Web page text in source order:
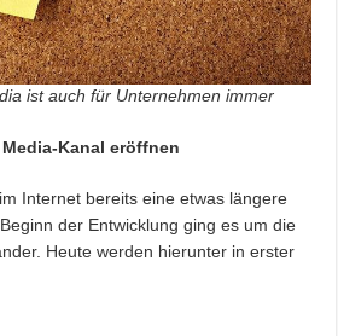
ist auch für Unternehmen immer
Kanal eröffnen
Internet bereits eine etwas längere
der Entwicklung ging es um die
Heute werden hierunter in erster